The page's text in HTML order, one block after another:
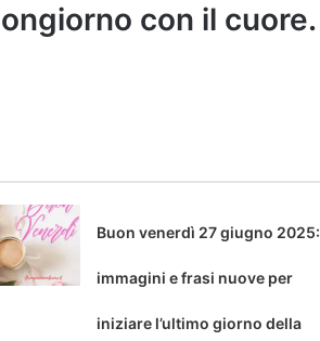
con il cuore.
Buon venerdì 27 giugno 2025:
immagini e frasi nuove per
iniziare l’ultimo giorno della